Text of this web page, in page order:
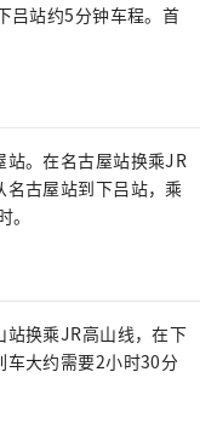
吕站约5分钟车程。首
站。在名古屋站换乘JR
古屋站到下吕站，乘
站换乘JR高山线，在下
车大约需要2小时30分